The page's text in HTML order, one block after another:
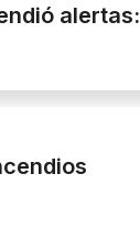
alertas: